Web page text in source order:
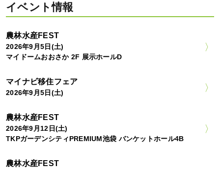
イベント情報
農林水産FEST
2026年9月5日(土)
マイドームおおさか 2F 展示ホールD
マイナビ移住フェア
2026年9月5日(土)
農林水産FEST
2026年9月12日(土)
TKPガーデンシティPREMIUM池袋 バンケットホール4B
農林水産FEST